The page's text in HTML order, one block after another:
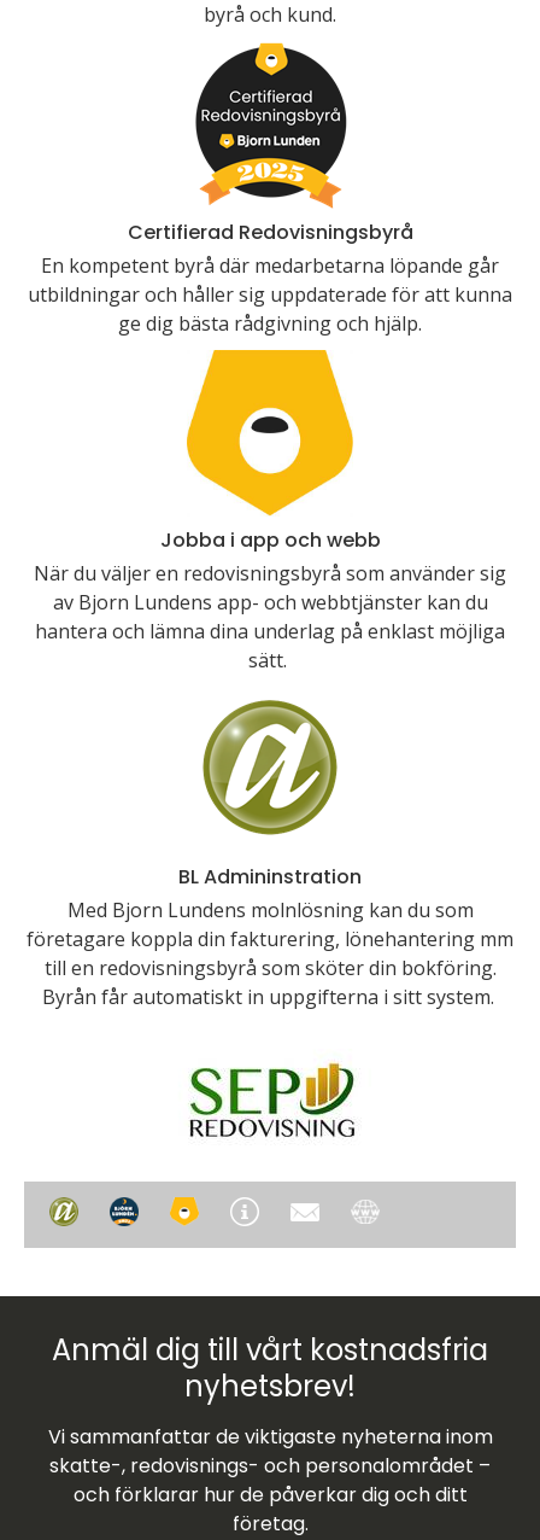
byrå och kund.
Certifierad Redovisningsbyrå
En kompetent byrå där medarbetarna löpande går
utbildningar och håller sig uppdaterade för att kunna
ge dig bästa rådgivning och hjälp.
Jobba i app och webb
När du väljer en redovisningsbyrå som använder sig
av Bjorn Lundens app- och webbtjänster kan du
hantera och lämna dina underlag på enklast möjliga
sätt.
BL Admininstration
Med Bjorn Lundens molnlösning kan du som
företagare koppla din fakturering, lönehantering mm
till en redovisningsbyrå som sköter din bokföring.
Byrån får automatiskt in uppgifterna i sitt system.
Anmäl dig till vårt kostnadsfria
nyhetsbrev!
Vi sammanfattar de viktigaste nyheterna inom
skatte-, redovisnings- och personalområdet –
och förklarar hur de påverkar dig och ditt
företag.